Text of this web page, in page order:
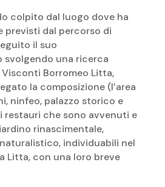
colpito dal luogo dove ha
previsti dal percorso di
il suo
una ricerca
Borromeo Litta,
la composizione (l’area
ninfeo, palazzo storico e
restauri che sono avvenuti e
rinascimentale,
individuabili nel
Litta, con una loro breve